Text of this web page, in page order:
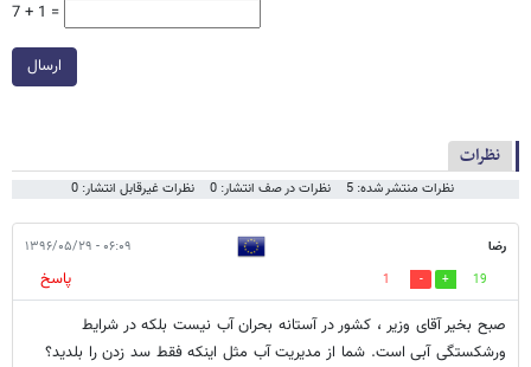
7 + 1 =
ارسال
نظرات
نظرات منتشر شده: 5 نظرات در صف انتشار: 0 نظرات غیرقابل انتشار: 0
رضا ۰۶:۰۹ - ۱۳۹۶/۰۵/۲۹
19
1
پاسخ
صبح بخیر آقای وزیر ، کشور در آستانه بحران آب نیست بلکه در شرایط
ورشکستگی آبی است. شما از مدیریت آب مثل اینکه فقط سد زدن را بلدید؟